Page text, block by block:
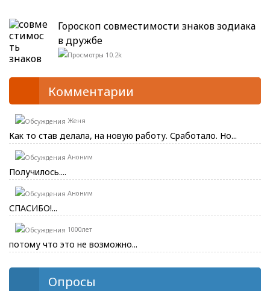
Гороскоп совместимости знаков зодиака
в дружбе
10.2k
Комментарии
Женя
Как то став делала, на новую работу. Сработало. Но...
Аноним
Получилось....
Аноним
СПАСИБО!...
1000лет
потому что это не возможно...
Опросы